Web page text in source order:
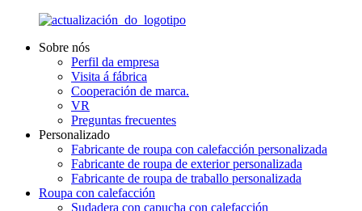
Sobre nós
Perfil da empresa
Visita á fábrica
Cooperación de marca.
VR
Preguntas frecuentes
Personalizado
Fabricante de roupa con calefacción personalizada
Fabricante de roupa de exterior personalizada
Fabricante de roupa de traballo personalizada
Roupa con calefacción
Sudadera con capucha con calefacción